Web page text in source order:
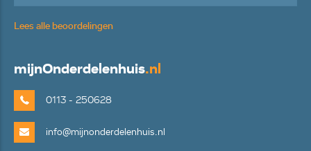
Lees alle beoordelingen
mijnOnderdelenhuis.nl
0113 - 250628
info@mijnonderdelenhuis.nl